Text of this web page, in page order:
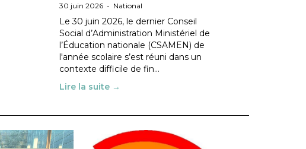
30 juin 2026 - National
Le 30 juin 2026, le dernier Conseil
Social d’Administration Ministériel de
l’Éducation nationale (CSAMEN) de
l'année scolaire s’est réuni dans un
contexte difficile de fin…
Lire la suite →